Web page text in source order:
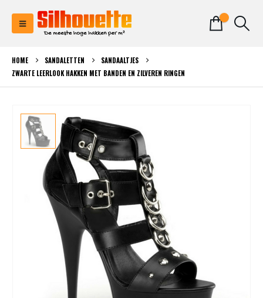
HOME SANDALETTEN
SANDAALTJES
ZWARTE LEERLOOK HAKKEN MET BANDEN EN ZILVEREN RINGEN